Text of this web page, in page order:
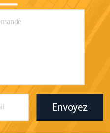
Envoyez